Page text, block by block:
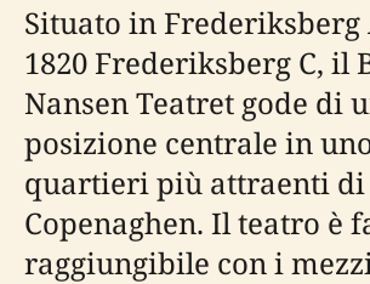
Situato in Frederiksberg
1820 Frederiksberg C, il
Nansen Teatret gode di
posizione centrale in
quartieri più attraenti di
Copenaghen. Il teatro è
raggiungibile con i